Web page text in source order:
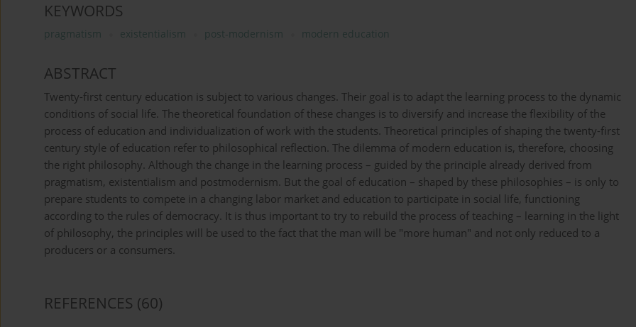
KEYWORDS
pragmatism existentialism post-modernism modern education
ABSTRACT
Twenty-first century education is subject to various changes. Their goal is to adapt the learning process to the dynamic
conditions of social life. The theoretical foundation of these changes is to diversify and increase the flexibility of the
process of education and individualization of work with the students. Theoretical principles of shaping the twenty-first
century style of education refer to philosophical reflection. The dilemma of modern education is, therefore, choosing
the right philosophy. Although the change in the learning process – guided by the principle already derived from
pragmatism, existentialism and postmodernism. But the goal of education – shaped by these philosophies – is only to
prepare students to compete in a changing labor market and education to participate in social life, functioning
according to the rules of democracy. It is thus important to try to rebuild the process of teaching – learning in the light
of philosophy, the principles will be used to the fact that the man will be "more human" and not only reduced to a
producers or a consumers.
REFERENCES (60)